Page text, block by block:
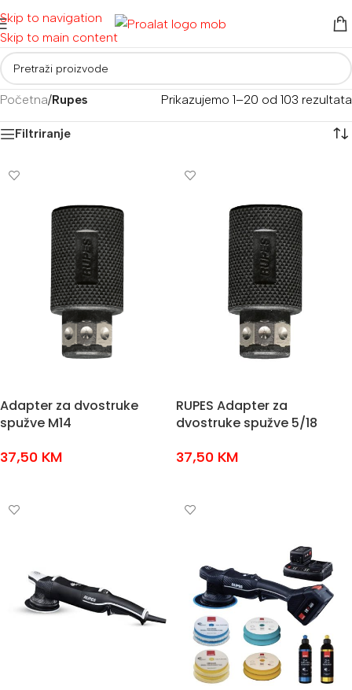
Skip to navigation
Skip to main content
Početna/Rupes Prikazujemo 1–20 od 103 rezultata
Filtriranje
Adapter za dvostruke
spužve M14
37,50 KM
RUPES Adapter za
dvostruke spužve 5/18
37,50 KM